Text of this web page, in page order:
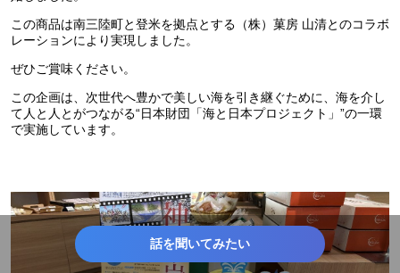
この商品は南三陸町と登米を拠点とする（株）菓房 山清とのコラボ
レーションにより実現しました。
ぜひご賞味ください。
この企画は、次世代へ豊かで美しい海を引き継ぐために、海を介し
て人と人とがつながる“日本財団「海と日本プロジェクト」”の一環
で実施しています。
話を聞いてみたい